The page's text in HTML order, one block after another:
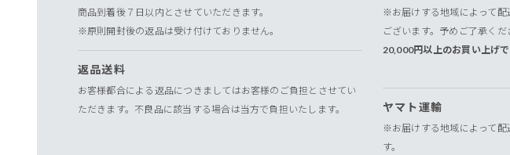
商品到着後７日以内とさせていただきます。
※原則開封後の返品は受け付けておりません。
返品送料
お客様都合による返品につきましてはお客様のご負担とさせてい
ただきます。不良品に該当する場合は当方で負担いたします。
※お届けする地域によって配
ございます。予めご了承くだ
20,000円以上のお買い上げで
ヤマト運輸
※お届けする地域によって配
す。